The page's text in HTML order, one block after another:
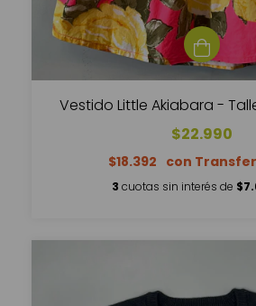
Vestido Little Akiabara -
$22.990
$18.392
3 cuotas sin interés de